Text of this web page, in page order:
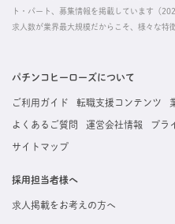
ト・パート、募集情報を掲載しています（
求人数が業界最大規模だからこそ、様々な特
掲載している求人は、すべて契約法人様か
た内容はすぐに直接事業所に届くためスムー
パチンコヒーローズについて
ご利用ガイド 転職支援コンテンツ
よくあるご質問 運営会社情報 プラ
サイトマップ
採用担当者様へ
求人掲載をお考えの方へ